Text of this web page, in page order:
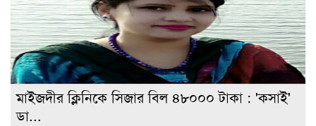
মাইজদীর ক্লিনিকে সিজার বিল ৪৮০০০ টাকা : ‌'কসাই'
ডা...